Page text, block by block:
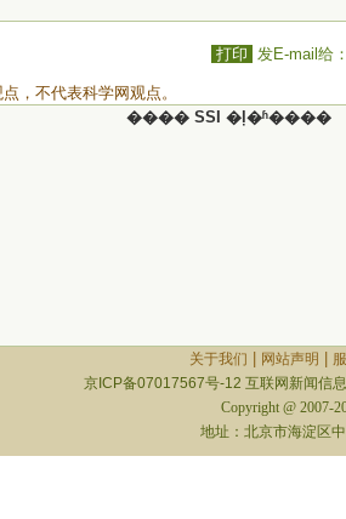
打印 发E-mail给
，不代表科学网观点。
���� SSI �ļ�ʱ����
关于我们 网站声明
京ICP备07017567号-12 互联网新闻信
Copyright @ 2007-
地址：北京市海淀区